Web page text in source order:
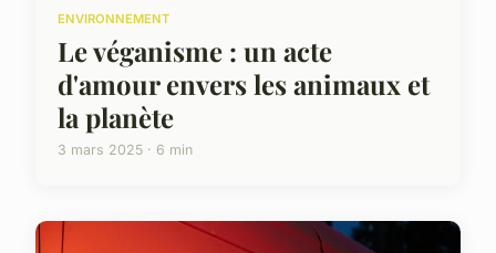
ENVIRONNEMENT
Le véganisme : un acte
d'amour envers les animaux et
la planète
3 mars 2025 · 6 min